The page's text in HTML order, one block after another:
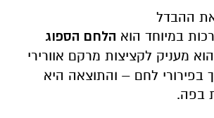
ההבדל
במיוחד הוא הלחם הספוג
מעניק לקציצות מרקם אוורירי
בפירורי לחם – והתוצאה היא
בפה.